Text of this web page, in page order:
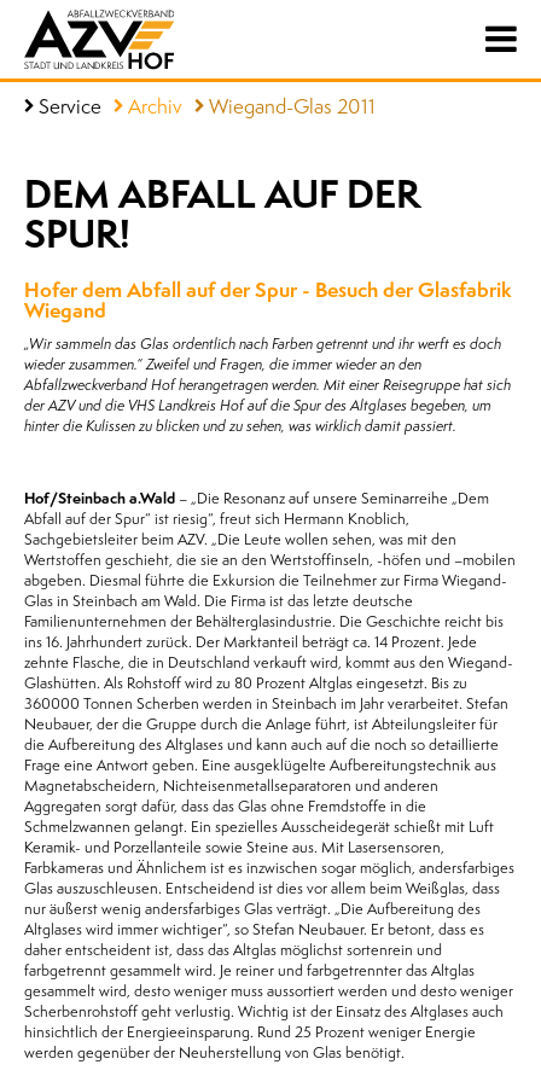
Service Archiv Wiegand-Glas 2011
DEM ABFALL AUF DER
SPUR!
Hofer dem Abfall auf der Spur - Besuch der Glasfabrik
Wiegand
„Wir sammeln das Glas ordentlich nach Farben getrennt und ihr werft es doch
wieder zusammen.“ Zweifel und Fragen, die immer wieder an den
Abfallzweckverband Hof herangetragen werden. Mit einer Reisegruppe hat sich
der AZV und die VHS Landkreis Hof auf die Spur des Altglases begeben, um
hinter die Kulissen zu blicken und zu sehen, was wirklich damit passiert.
Hof/Steinbach a.Wald – „Die Resonanz auf unsere Seminarreihe „Dem
Abfall auf der Spur“ ist riesig“, freut sich Hermann Knoblich,
Sachgebietsleiter beim AZV. „Die Leute wollen sehen, was mit den
Wertstoffen geschieht, die sie an den Wertstoffinseln, -höfen und –mobilen
abgeben. Diesmal führte die Exkursion die Teilnehmer zur Firma Wiegand-
Glas in Steinbach am Wald. Die Firma ist das letzte deutsche
Familienunternehmen der Behälterglasindustrie. Die Geschichte reicht bis
ins 16. Jahrhundert zurück. Der Marktanteil beträgt ca. 14 Prozent. Jede
zehnte Flasche, die in Deutschland verkauft wird, kommt aus den Wiegand-
Glashütten. Als Rohstoff wird zu 80 Prozent Altglas eingesetzt. Bis zu
360000 Tonnen Scherben werden in Steinbach im Jahr verarbeitet. Stefan
Neubauer, der die Gruppe durch die Anlage führt, ist Abteilungsleiter für
die Aufbereitung des Altglases und kann auch auf die noch so detaillierte
Frage eine Antwort geben. Eine ausgeklügelte Aufbereitungstechnik aus
Magnetabscheidern, Nichteisenmetallseparatoren und anderen
Aggregaten sorgt dafür, dass das Glas ohne Fremdstoffe in die
Schmelzwannen gelangt. Ein spezielles Ausscheidegerät schießt mit Luft
Keramik- und Porzellanteile sowie Steine aus. Mit Lasersensoren,
Farbkameras und Ähnlichem ist es inzwischen sogar möglich, andersfarbiges
Glas auszuschleusen. Entscheidend ist dies vor allem beim Weißglas, dass
nur äußerst wenig andersfarbiges Glas verträgt. „Die Aufbereitung des
Altglases wird immer wichtiger“, so Stefan Neubauer. Er betont, dass es
daher entscheident ist, dass das Altglas möglichst sortenrein und
farbgetrennt gesammelt wird. Je reiner und farbgetrennter das Altglas
gesammelt wird, desto weniger muss aussortiert werden und desto weniger
Scherbenrohstoff geht verlustig. Wichtig ist der Einsatz des Altglases auch
hinsichtlich der Energieeinsparung. Rund 25 Prozent weniger Energie
werden gegenüber der Neuherstellung von Glas benötigt.